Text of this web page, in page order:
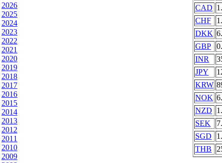
2026
2025
2024
2023
2022
2021
2020
2019
2018
2017
2016
2015
2014
2013
2012
2011
2010
2009
CAD
CHF
DKK
GBP
INR
JPY
KRW
NOK
NZD
SEK
SGD
THB